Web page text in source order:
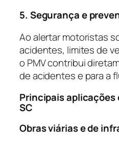
5. Segurança e
Ao alertar motoristas
acidentes, limites de
o PMV contribui
de acidentes e para a
Principais aplicações
SC
Obras viárias e de